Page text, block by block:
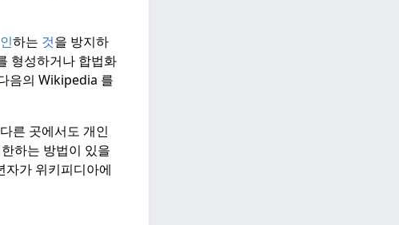
하는 것을 방지하
형성하거나 합법화
음의 Wikipedia 를
른 곳에서도 개인
하는 방법이 있을
자가 위키피디아에